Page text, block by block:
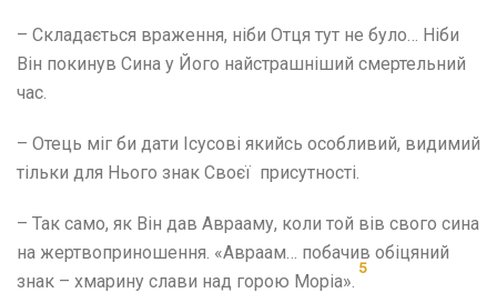
– Складається враження, ніби Отця тут не було… Ніби
Він покинув Сина у Його найстрашніший смертельний
час.
– Отець міг би дати Ісусові якийсь особливий, видимий
тільки для Нього знак Своєї присутності.
– Так само, як Він дав Аврааму, коли той вів свого сина
на жертвоприношення. «Авраам… побачив обіцяний
знак – хмарину слави над горою Моріа».
5